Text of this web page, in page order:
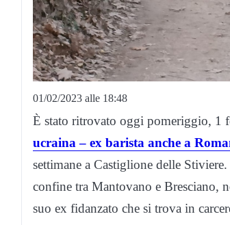
01/02/2023 alle 18:48
È stato ritrovato oggi pomeriggio, 1
ucraina – ex barista anche a
settimane a Castiglione delle
confine tra Mantovano e Bresciano,
suo ex fidanzato che si trova in